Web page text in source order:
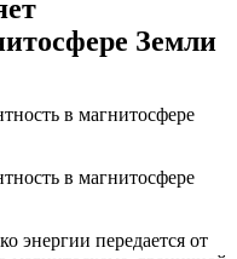
Земли
энергии передается от